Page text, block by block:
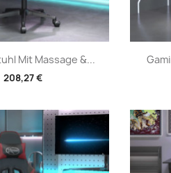
Mit Massage &...
208,27 €
Vorschau